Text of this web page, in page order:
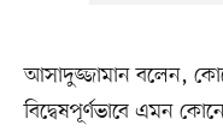
আসাদুজ্জামান বলেন, কোনো
বিদ্বেষপূর্ণভাবে এমন